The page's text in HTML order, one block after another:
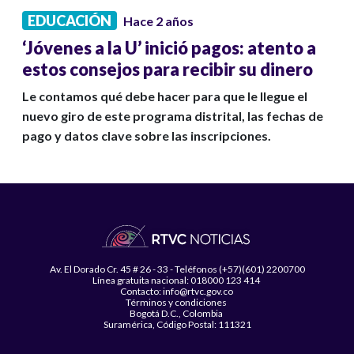
EDUCACIÓN Hace 2 años
‘Jóvenes a la U’ inició pagos: atento a
estos consejos para recibir su dinero
Le contamos qué debe hacer para que le llegue el
nuevo giro de este programa distrital, las fechas de
pago y datos clave sobre las inscripciones.
Av. El Dorado Cr. 45 # 26 - 33 - Teléfonos (+57)(601) 2200700
Línea gratuita nacional: 018000 123 414
Contacto: info@rtvc.gov.co
Términos y condiciones
Bogotá D.C., Colombia
Suramérica, Código Postal: 111321